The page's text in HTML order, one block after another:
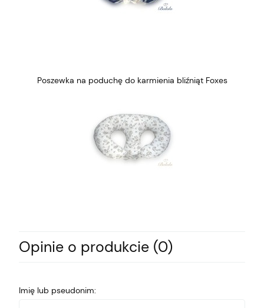
Poszewka na poduchę do karmienia bliźniąt Foxes
Opinie o produkcie (0)
Imię lub pseudonim: